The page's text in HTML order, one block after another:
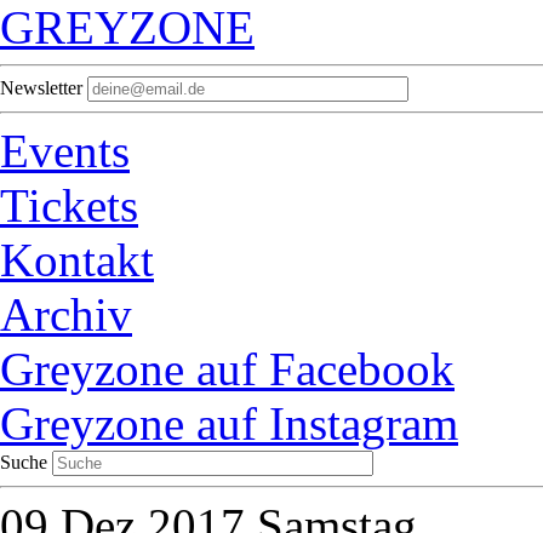
GREYZONE
Newsletter
Events
Tickets
Kontakt
Archiv
Greyzone auf Facebook
Greyzone auf Instagram
Suche